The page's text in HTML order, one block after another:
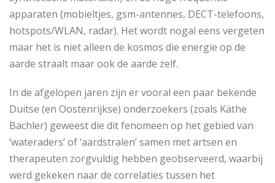
apparaten (mobieltjes, gsm-antennes, DECT-telefoons,
hotspots/WLAN, radar). Het wordt nogal eens vergeten
maar het is niet alleen de kosmos die energie op de
aarde straalt maar ook de aarde zelf.
In de afgelopen jaren zijn er vooral een paar bekende
Duitse (en Oostenrijkse) onderzoekers (zoals Käthe
Bachler) geweest die dit fenomeen op het gebied van
‘wateraders’ of ‘aardstralen’ samen met artsen en
therapeuten zorgvuldig hebben geobserveerd, waarbij
werd gekeken naar de correlaties tussen het